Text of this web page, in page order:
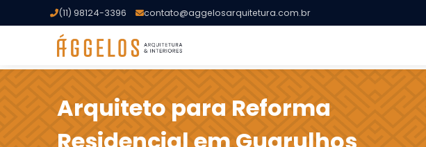
(11) 98124-3396 contato@aggelosarquitetura.com.br
Arquiteto para Reforma